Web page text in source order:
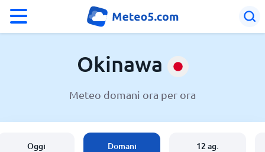
Meteo a Okinawa
Okinawa
Meteo domani ora per ora
Oggi Domani 12 ag.